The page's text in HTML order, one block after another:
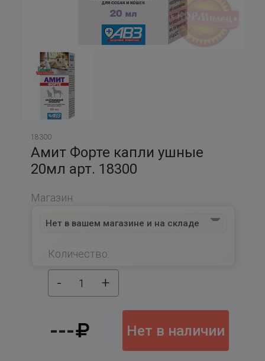
18300
Амит Форте капли ушные
20мл арт. 18300
Магазин:
Нет в вашем магазине и на складе
Количество:
- 1 +
--- Нет в наличии